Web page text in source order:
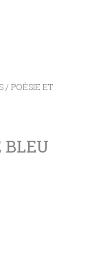
/ POÉSIE ET
BLEU